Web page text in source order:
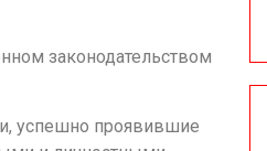
законодательством
успешно проявившие